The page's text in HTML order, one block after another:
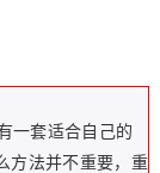
一套适合自己的
方法并不重要，重